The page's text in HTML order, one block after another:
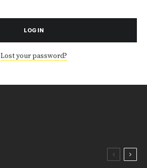
LOG IN
Lost your password?